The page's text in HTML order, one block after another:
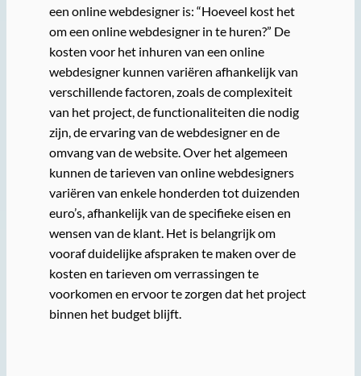
een online webdesigner is: “Hoeveel kost het
om een online webdesigner in te huren?” De
kosten voor het inhuren van een online
webdesigner kunnen variëren afhankelijk van
verschillende factoren, zoals de complexiteit
van het project, de functionaliteiten die nodig
zijn, de ervaring van de webdesigner en de
omvang van de website. Over het algemeen
kunnen de tarieven van online webdesigners
variëren van enkele honderden tot duizenden
euro’s, afhankelijk van de specifieke eisen en
wensen van de klant. Het is belangrijk om
vooraf duidelijke afspraken te maken over de
kosten en tarieven om verrassingen te
voorkomen en ervoor te zorgen dat het project
binnen het budget blijft.